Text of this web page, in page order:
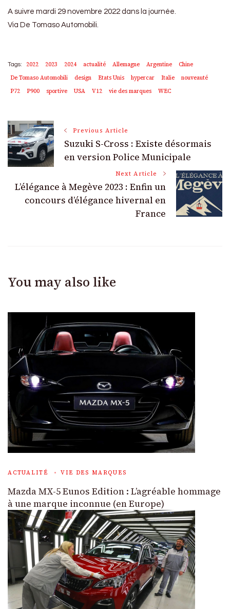
A suivre mardi 29 novembre 2022 dans la journée.
Via De Tomaso Automobili.
Tags: 2022 2023 2024 actualité Allemagne Argentine
Chine
De Tomaso Automobili
design Etats Unis hypercar Italie
nouveauté
P72
P900 sportive USA V12 vie des marques WEC
Post
Navigation
Previous Article
Suzuki S-Cross : Existe désormais
en version Police Municipale
Next Article
L’élégance à Megève 2023 : Enfin un
concours d’élégance hivernal en
France
You may also like
ACTUALITÉ VIE DES MARQUES
Mazda MX-5 Eunos Edition : L’agréable hommage
à une marque inconnue (en Europe)